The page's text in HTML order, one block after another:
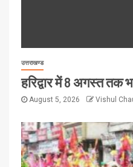
उत्तराखण्ड
हरिद्वार में 8 अगस्त तक
August 5, 2026 Vishul